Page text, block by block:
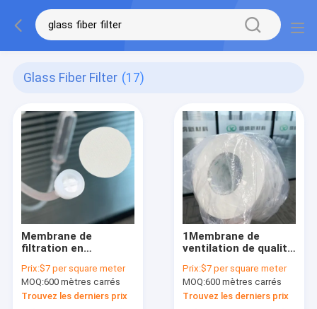
Glass Fiber Filter (17)
Membrane de
filtration en
borosilicate sans
liant Filtre en fibre de
verre de 0,45 μm
Prix:$7 per square meter
MOQ:600 mètres carrés
Trouvez les derniers prix
1Membrane de
ventilation de qualité
fibre de verre sans
liant de 0,2 μm
Prix:$7 per square meter
MOQ:600 mètres carrés
Trouvez les derniers prix